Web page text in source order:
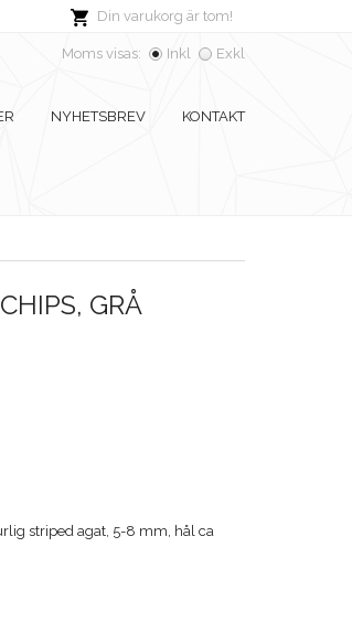
Din varukorg är tom!
Moms visas: Inkl Exkl
NYHETSBREV KONTAKT
GRÅ
striped agat, 5-8 mm, hål ca